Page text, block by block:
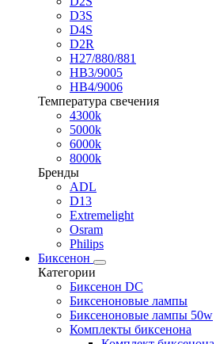
D3S
D4S
D2R
H27/880/881
HB3/9005
HB4/9006
Температура свечения
4300k
5000k
6000k
8000k
Бренды
ADL
D13
Extremelight
Osram
Philips
Биксенон
Категории
Биксенон DC
Биксеноновые лампы
Биксеноновые лампы 50w
Комплекты биксенона